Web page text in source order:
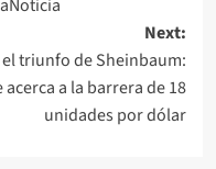
Next:
triunfo de Sheinbaum:
a la barrera de 18
unidades por dólar